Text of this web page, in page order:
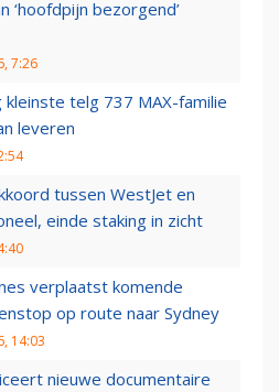
‘hoofdpijn bezorgend’
7:26
kleinste telg 737 MAX-familie
leveren
tussen WestJet en
einde staking in zicht
verplaatst komende
op route naar Sydney
14:03
nieuwe documentaire